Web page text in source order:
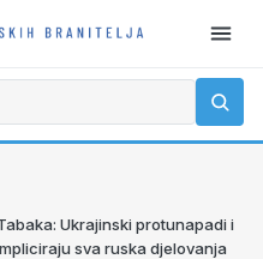
Ukrajinski protunapadi i
sva ruska djelovanja